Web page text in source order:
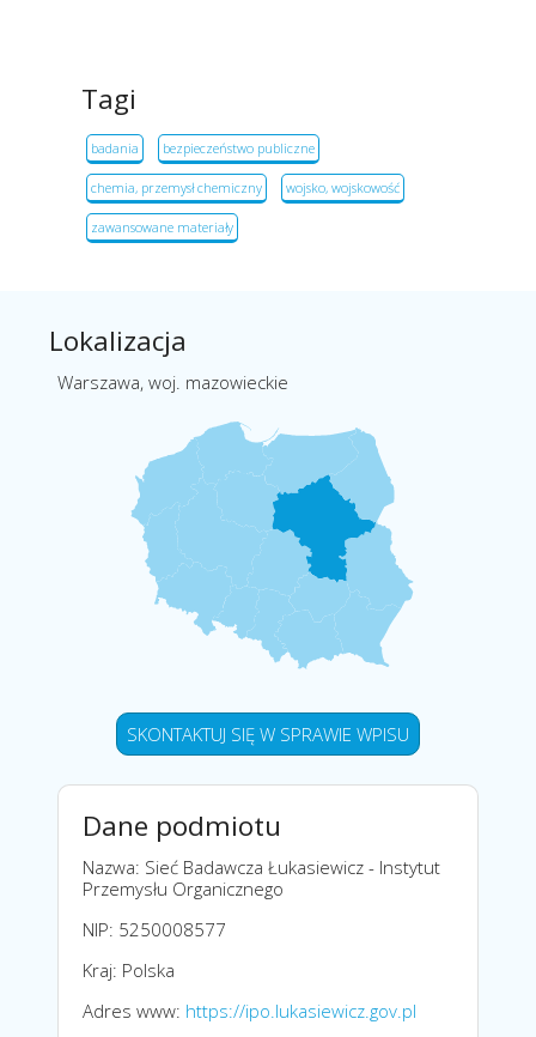
Tagi
badania bezpieczeństwo publiczne
chemia, przemysł chemiczny wojsko, wojskowość
zawansowane materiały
Lokalizacja
Warszawa, woj. mazowieckie
SKONTAKTUJ SIĘ W SPRAWIE WPISU
Dane podmiotu
Nazwa: Sieć Badawcza Łukasiewicz - Instytut
Przemysłu Organicznego
NIP: 5250008577
Kraj: Polska
Adres www: https://ipo.lukasiewicz.gov.pl